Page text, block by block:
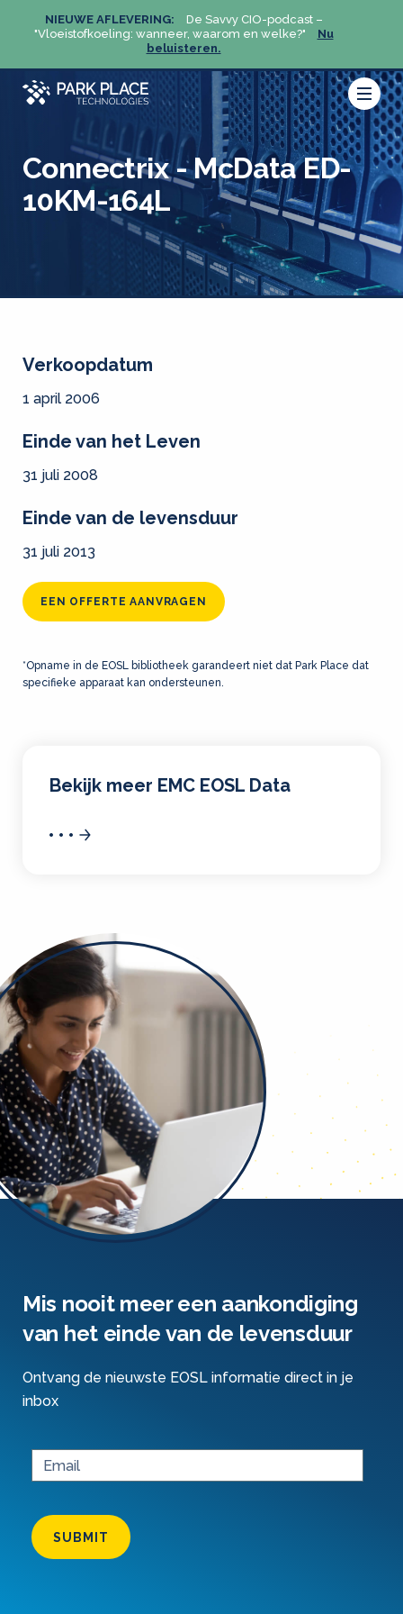
NIEUWE AFLEVERING:
De Savvy CIO-podcast –
"Vloeistofkoeling: wanneer, waarom en welke?"
Nu
beluisteren.
Connectrix - McData ED-
10KM-164L
Verkoopdatum
1 april 2006
Einde van het Leven
31 juli 2008
Einde van de levensduur
31 juli 2013
EEN OFFERTE AANVRAGEN
*Opname in de EOSL bibliotheek garandeert niet dat Park Place dat
specifieke apparaat kan ondersteunen.
Bekijk meer EMC EOSL Data
Mis nooit meer een aankondiging
van het einde van de levensduur
Ontvang de nieuwste EOSL informatie direct in je
inbox
SUBMIT